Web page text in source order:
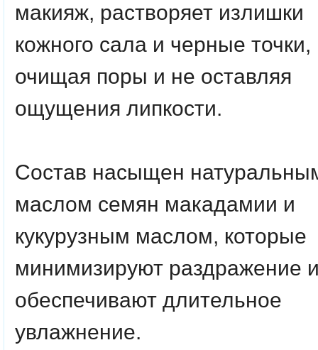
макияж, растворяет излишки
кожного сала и черные точки,
очищая поры и не оставляя
ощущения липкости.
Состав насыщен
маслом семян макадамии и
кукурузным маслом, которые
минимизируют раздражение
обеспечивают длительное
увлажнение.